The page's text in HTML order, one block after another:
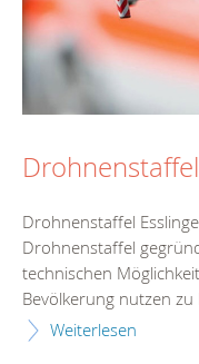
Drohnenstaffel
Drohnenstaffel
technischen
Bevölkerung nutzen
Weiterlesen